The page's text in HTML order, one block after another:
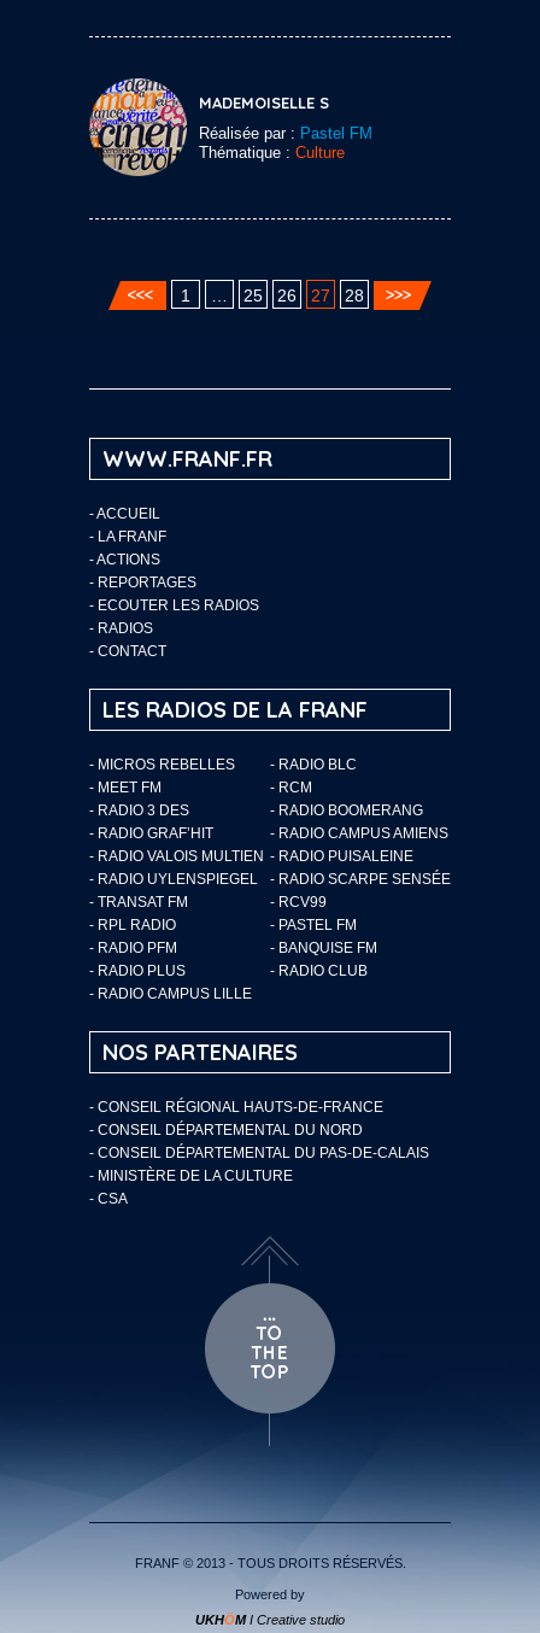
MADEMOISELLE S
Réalisée par : Pastel FM
Thématique : Culture
1 25 26 27 28
WWW.FRANF.FR
-ACCUEIL
- LA FRANF
-ACTIONS
- REPORTAGES
- ECOUTER LES RADIOS
- RADIOS
- CONTACT
LES RADIOS DE LA FRANF
- MICROS REBELLES
- RADIO BLC
- MEET FM
- RCM
- RADIO 3 DES
- RADIO BOOMERANG
- RADIO GRAF’HIT
- RADIO CAMPUS AMIENS
- RADIO VALOIS MULTIEN - RADIO PUISALEINE
- RADIO UYLENSPIEGEL
- RADIO SCARPE SENSÉE
- TRANSAT FM
- RCV99
- RPL RADIO
- PASTEL FM
- RADIO PFM
- BANQUISE FM
- RADIO PLUS
- RADIO CLUB
- RADIO CAMPUS LILLE
NOS PARTENAIRES
- CONSEIL RÉGIONAL HAUTS-DE-FRANCE
- CONSEIL DÉPARTEMENTAL DU NORD
- CONSEIL DÉPARTEMENTAL DU PAS-DE-CALAIS
- MINISTÈRE DE LA CULTURE
- CSA
FRANF © 2013 - TOUS DROITS RÉSERVÉS.
Powered by
UKHÖMI Creative studio